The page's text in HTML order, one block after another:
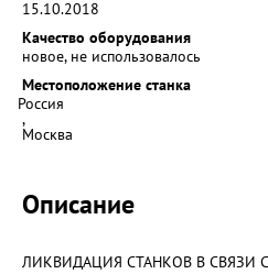
15.10.2018
Качество оборудования
новое, не использовалось
Местоположение станка
Россия
,
Москва
Описание
ЛИКВИДАЦИЯ СТАНКОВ В СВЯЗИ